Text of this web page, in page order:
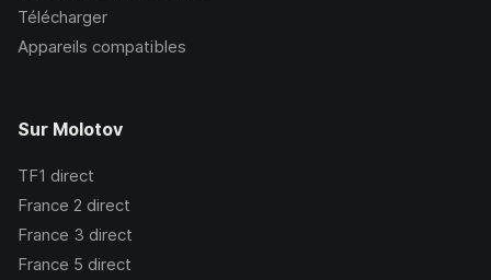
Télécharger
Appareils compatibles
Sur Molotov
TF1 direct
France 2 direct
France 3 direct
France 5 direct